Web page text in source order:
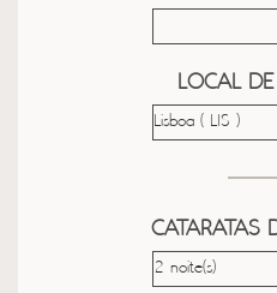
LOCAL
CATARATAS